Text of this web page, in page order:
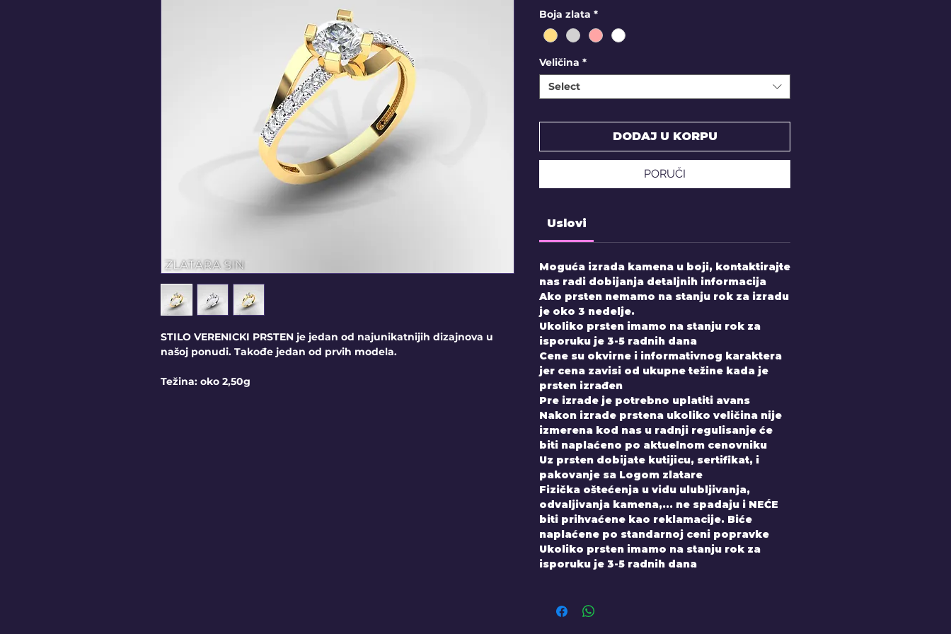
STILO VERENICKI PRSTEN je jedan od najunikatnijih dizajnova u
našoj ponudi. Takođe jedan od prvih modela.
Težina: oko 2,50g
Boja zlata *
Veličina *
Select
DODAJ U KORPU
PORUČI
Uslovi
Moguća izrada kamena u boji, kontaktirajte
nas radi dobijanja detaljnih informacija
Ako prsten nemamo na stanju rok za izradu
je oko 3 nedelje.
Ukoliko prsten imamo na stanju rok za
isporuku je 3-5 radnih dana
Cene su okvirne i informativnog karaktera
jer cena zavisi od ukupne težine kada je
prsten izrađen
Pre izrade je potrebno uplatiti avans
Nakon izrade prstena ukoliko veličina nije
izmerena kod nas u radnji regulisanje će
biti naplaćeno po aktuelnom cenovniku
Uz prsten dobijate kutijicu, sertifikat, i
pakovanje sa Logom zlatare
Fizička oštećenja u vidu ulubljivanja,
odvaljivanja kamena,... ne spadaju i NEĆE
biti prihvaćene kao reklamacije. Biće
naplaćene po standarnoj ceni popravke
Ukoliko prsten imamo na stanju rok za
isporuku je 3-5 radnih dana